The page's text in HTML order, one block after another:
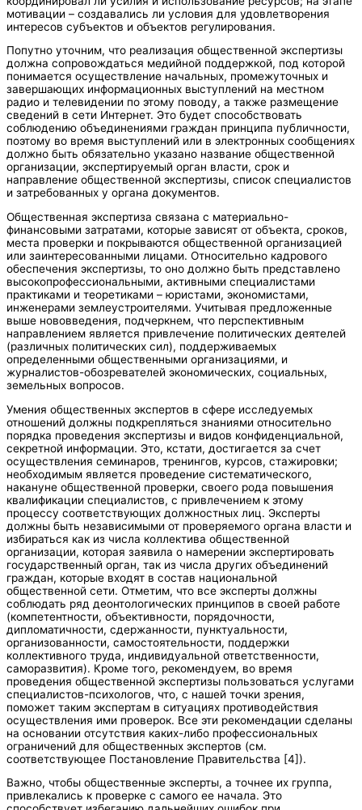
мотивации – создавались ли условия для удовлетворения
интересов субъектов и объектов регулирования.
Попутно уточним, что реализация общественной экспертизы
должна сопровождаться медийной поддержкой, под которой
понимается осуществление начальных, промежуточных и
завершающих информационных выступлений на местном
радио и телевидении по этому поводу, а также размещение
сведений в сети Интернет. Это будет способствовать
соблюдению объединениями граждан принципа публичности,
поэтому во время выступлений или в электронных сообщениях
должно быть обязательно указано название общественной
организации, экспертируемый орган власти, срок и
направление общественной экспертизы, список специалистов
и затребованных у органа документов.
Общественная экспертиза связана с материально-
финансовыми затратами, которые зависят от объекта, сроков,
места проверки и покрываются общественной организацией
или заинтересованными лицами. Относительно кадрового
обеспечения экспертизы, то оно должно быть представлено
высокопрофессиональными, активными специалистами
практиками и теоретиками – юристами, экономистами,
инженерами землеустроителями. Учитывая предложенные
выше нововведения, подчеркнем, что перспективным
направлением является привлечение политических деятелей
(различных политических сил), поддерживаемых
определенными общественными организациями, и
журналистов-обозревателей экономических, социальных,
земельных вопросов.
Умения общественных экспертов в сфере исследуемых
отношений должны подкрепляться знаниями относительно
порядка проведения экспертизы и видов конфиденциальной,
секретной информации. Это, кстати, достигается за счет
осуществления семинаров, тренингов, курсов, стажировки;
необходимым является проведение систематического,
накануне общественной проверки, своего рода повышения
квалификации специалистов, с привлечением к этому
процессу соответствующих должностных лиц. Эксперты
должны быть независимыми от проверяемого органа власти и
избираться как из числа коллектива общественной
организации, которая заявила о намерении экспертировать
государственный орган, так из числа других объединений
граждан, которые входят в состав национальной
общественной сети. Отметим, что все эксперты должны
соблюдать ряд деонтологических принципов в своей работе
(компетентности, объективности, порядочности,
дипломатичности, сдержанности, пунктуальности,
организованности, самостоятельности, поддержки
коллективного труда, индивидуальной ответственности,
саморазвития). Кроме того, рекомендуем, во время
проведения общественной экспертизы пользоваться услугами
специалистов-психологов, что, с нашей точки зрения,
поможет таким экспертам в ситуациях противодействия
осуществления ими проверок. Все эти рекомендации сделаны
на основании отсутствия каких-либо профессиональных
ограничений для общественных экспертов (см.
соответствующее Постановление Правительства [4]).
Важно, чтобы общественные эксперты, а точнее их группа,
привлекались к проверке с самого ее начала. Это